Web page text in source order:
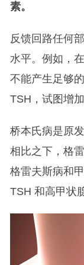
素。
反馈回路任何
水平。例如，
不能产生足够
TSH，试图增
桥本氏病是原
相比之下，格
格雷夫斯病和
TSH 和高甲状